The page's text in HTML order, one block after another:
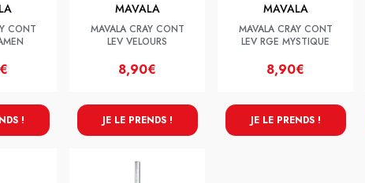
CONT
!
MAVALA
MAVALA CRAY CONT
LEV VELOURS
8,90€
JE LE PRENDS !
MAVALA
MAVALA CRAY CONT
LEV RGE MYSTIQUE
8,90€
JE LE PRENDS !